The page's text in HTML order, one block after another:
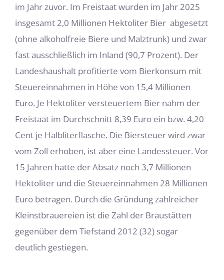
im Jahr zuvor. Im Freistaat wurden im Jahr 2025
insgesamt 2,0 Millionen Hektoliter Bier abgesetzt
(ohne alkoholfreie Biere und Malztrunk) und zwar
fast ausschließlich im Inland (90,7 Prozent). Der
Landeshaushalt profitierte vom Bierkonsum mit
Steuereinnahmen in Höhe von 15,4 Millionen
Euro. Je Hektoliter versteuertem Bier nahm der
Freistaat im Durchschnitt 8,39 Euro ein bzw. 4,20
Cent je Halbliterflasche. Die Biersteuer wird zwar
vom Zoll erhoben, ist aber eine Landessteuer. Vor
15 Jahren hatte der Absatz noch 3,7 Millionen
Hektoliter und die Steuereinnahmen 28 Millionen
Euro betragen. Durch die Gründung zahlreicher
Kleinstbrauereien ist die Zahl der Braustätten
gegenüber dem Tiefstand 2012 (32) sogar
deutlich gestiegen.